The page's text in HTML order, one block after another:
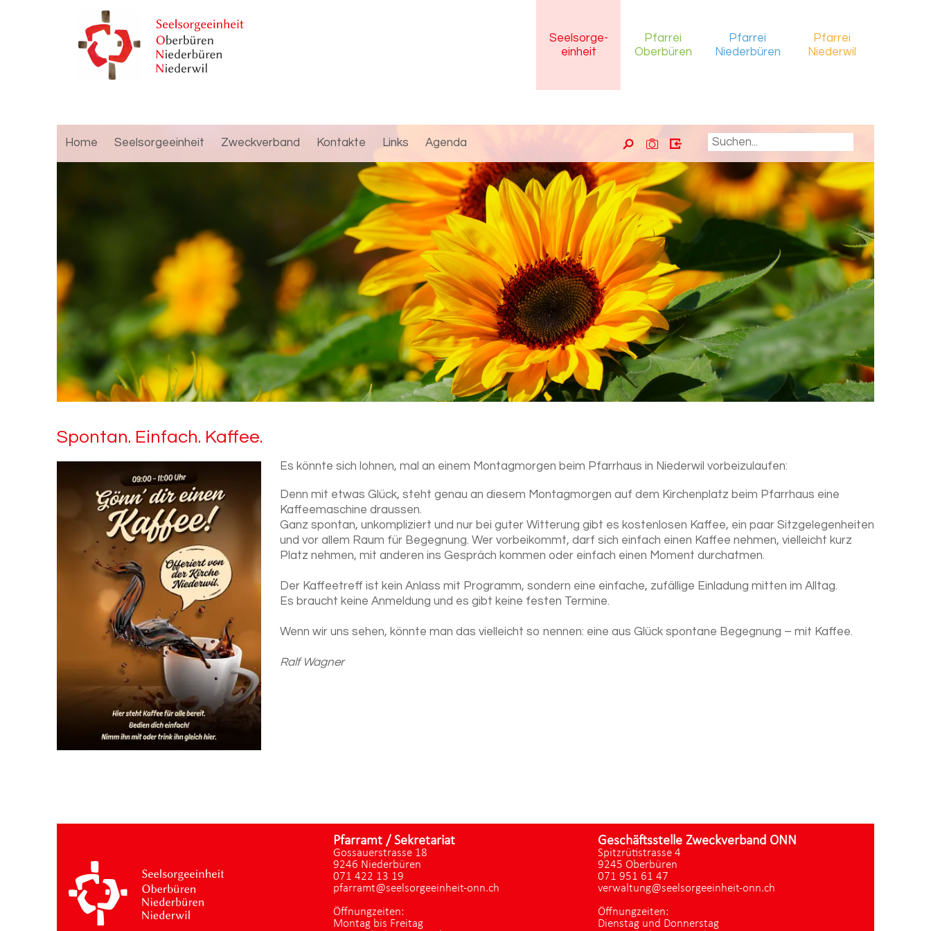
Seelsorge-
einheit
Pfarrei
Oberbüren
Pfarrei
Niederbüren
Pfarrei
Niederwil
Home Seelsorgeeinheit Zweckverband Kontakte Links Agenda
Spon­tan. Ein­fach. Kaf­fee.
Es könnte sich lohnen, mal an einem Montagmorgen beim Pfarrhaus in Niederwil vorbeizulaufen:
Denn mit etwas Glück, steht genau an diesem Montagmorgen auf dem Kirchenplatz beim Pfarrhaus eine
Kaffeemaschine draussen.
Ganz spontan, unkompliziert und nur bei guter Witterung gibt es kostenlosen Kaffee, ein paar Sitzgelegenheiten
und vor allem Raum für Begegnung. Wer vorbeikommt, darf sich einfach einen Kaffee nehmen, vielleicht kurz
Platz nehmen, mit anderen ins Gespräch kommen oder einfach einen Moment durchatmen.
Der Kaffeetreff ist kein Anlass mit Programm, sondern eine einfache, zufällige Einladung mitten im Alltag.
Es braucht keine Anmeldung und es gibt keine festen Termine.
Wenn wir uns sehen, könnte man das vielleicht so nennen: eine aus Glück spontane Begegnung – mit Kaffee.
Ralf Wagner
Pfarramt / Sekretariat
Gossauerstrasse 18
9246 Niederbüren
071 422 13 19
pfarramt@seelsorgeeinheit-onn.ch
Öffnungzeiten:
Montag bis Freitag
Geschäftsstelle Zweckverband ONN
Spitzrütistrasse 4
9245 Oberbüren
071 951 61 47
verwaltung@seelsorgeeinheit-onn.ch
Öffnungzeiten:
Dienstag und Donnerstag